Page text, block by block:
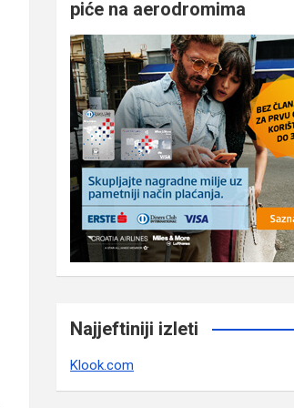
piće na aerodromima
Najjeftiniji izleti
Klook.com